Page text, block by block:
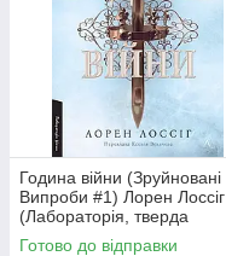
Година війни (Зруйновані
Випроби #1) Лорен Лоссіг
(Лабораторія, тверда
обкладинка)
Готово до відправки